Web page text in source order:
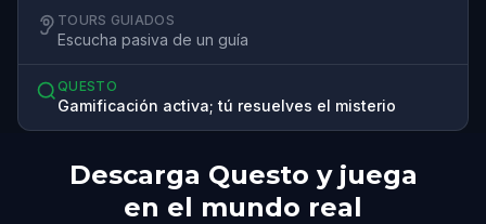
TOURS GUIADOS
Escucha pasiva de un guía
QUESTO
Gamificación activa; tú resuelves el misterio
Descarga Questo y juega
en el mundo real